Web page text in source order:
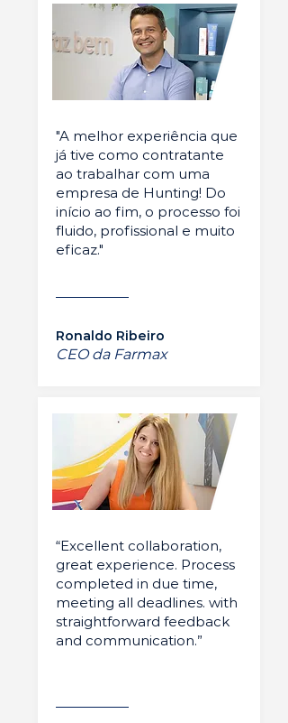
"A melhor experiência que
já tive como contratante
ao trabalhar com uma
empresa de Hunting! Do
início ao fim, o processo foi
fluido, profissional e muito
eficaz."
Ronaldo Ribeiro
CEO da Farmax
“Excellent collaboration,
great experience. Process
completed in due time,
meeting all deadlines. with
straightforward feedback
and communication.”